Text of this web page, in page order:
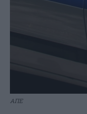
ΑΠΕ